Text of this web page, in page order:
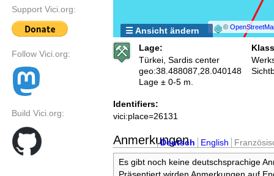
Support Vici.org:
Follow Vici.org:
Build Vici.org:
©
☰ Ansicht ändern
Lage:
Türkei, Sardis center
geo:38.488087,28.040148
Lage ± 0-5 m.
Identifiers:
vici:place=26131
Anmerkungen
Deutsch English
Es gibt noch keine deutschsprachige
Präsentiert wirden Anmerkungen auf